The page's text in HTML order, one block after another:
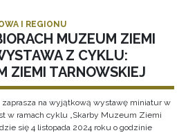
I REGIONU
MUZEUM ZIEMI
Z CYKLU:
ZIEMI TARNOWSKIEJ
na wyjątkową wystawę miniatur w
w ramach cyklu „Skarby Muzeum Ziemi
się 4 listopada 2024 roku o godzinie